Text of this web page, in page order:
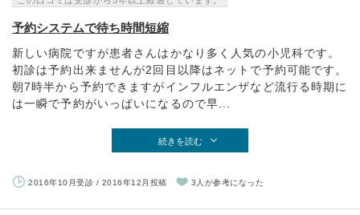
予約システムで待ち時間短縮
新しい病院ですが患者さんはかなり多く人気の小児科です。
初診は予約出来ませんが2回目以降はネットで予約可能です。
朝7時半から予約できますがインフルエンザなど流行る時期に
は一瞬で予約がいっぱいになるので早...
続きを読む
2016年10月受診 / 2016年12月投稿 3人が参考になった